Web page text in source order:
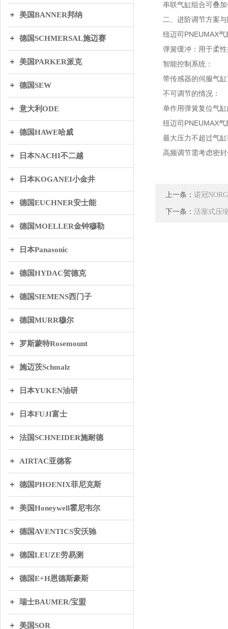
美国BANNER邦纳
德国SCHMERSAL施迈赛
美国PARKER派克
德国SEW
意大利ODE
德国HAWE哈威
日本NACHI不二越
日本KOGANEI小金井
德国EUCHNER安士能
德国MOELLER金钟穆勒
日本Panasonic
德国HYDAC贺德克
德国SIEMENS西门子
德国MURR穆尔
罗斯蒙特Rosemount
施迈茨Schmalz
日本YUKEN油研
日本FUJI富士
法国SCHNEIDER施耐德
AIRTAC亚德客
德国PHOENIX菲尼克斯
美国Honeywell霍尼韦尔
德国AVENTICS安沃驰
德国LEUZE劳易测
德国E+H恩德斯豪斯
瑞士BAUMER/宝盟
美国SOR
串联气缸组合可叠
二、进阶调节方案
纽迈司PNEUMAX
弹簧缓冲：用于柔
智能控制系统：
带传感器的伺服气
不可调节的情况：
单作用弹簧复位气
纽迈司PNEUMAX
最大压力不超过气
高频调节需考虑密
上一条： 诺冠
下一条： 活塞式压